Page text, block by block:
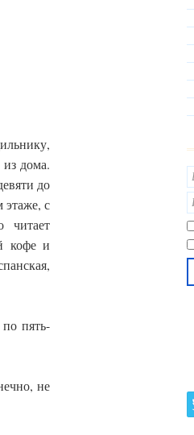
дома.
до
этаже, с
читает
кофе и
пять-
не